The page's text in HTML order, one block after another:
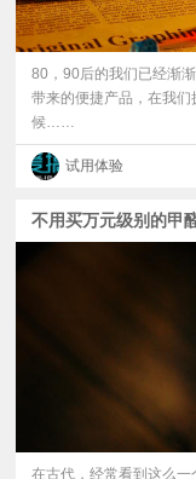
80，90后的我们已经渐
带来的便捷产品，在我
候……
试用体验
不用买万元级别的甲
在古代，经常看到这么